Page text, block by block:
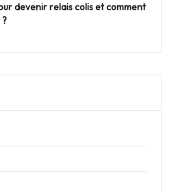
devenir relais colis et comment